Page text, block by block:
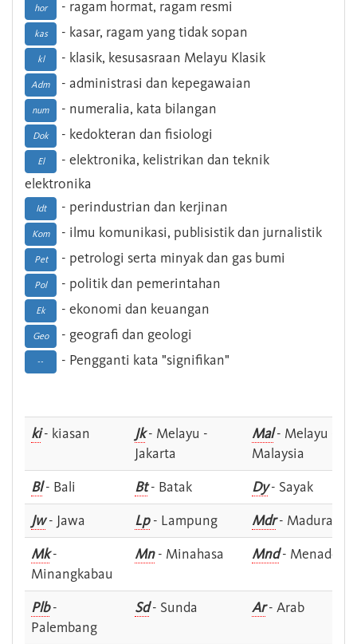
hor - ragam hormat, ragam resmi
kas - kasar, ragam yang tidak sopan
kl - klasik, kesusasraan Melayu Klasik
Adm - administrasi dan kepegawaian
num - numeralia, kata bilangan
Dok - kedokteran dan fisiologi
El
- elektronika, kelistrikan dan teknik
elektronika
Idt - perindustrian dan kerjinan
Kom - ilmu komunikasi, publisistik dan jurnalistik
Pet - petrologi serta minyak dan gas bumi
Pol - politik dan pemerintahan
Ek - ekonomi dan keuangan
Geo - geografi dan geologi
-- - Pengganti kata "signifikan"
ki- kiasan Jk- Melayu -
Jakarta
Mal- Melayu -
Malaysia
Bl- Bali Bt- Batak Dy- Sayak
Jw- Jawa Lp- Lampung Mdr- Madura
Mk-
Minangkabau
Mn- Minahasa Mnd- Menado
Plb-
Palembang
Sd- Sunda Ar- Arab